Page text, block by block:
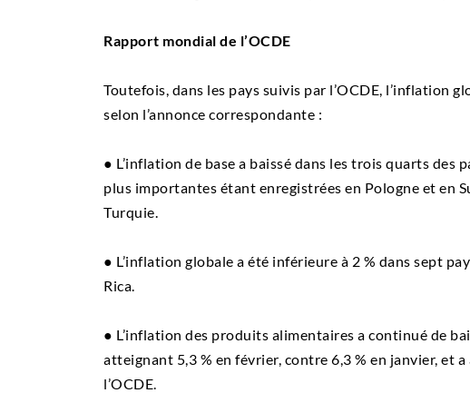
Rapport mondial de l’OCDE
Toutefois, dans les pays suivis par l’OCDE, l’inflation
selon l’annonce correspondante :
● L’inflation de base a baissé dans les trois quarts des
plus importantes étant enregistrées en Pologne et en
Turquie.
● L’inflation globale a été inférieure à 2 % dans sept
Rica.
● L’inflation des produits alimentaires a continué de
atteignant 5,3 % en février, contre 6,3 % en janvier, et
l’OCDE.